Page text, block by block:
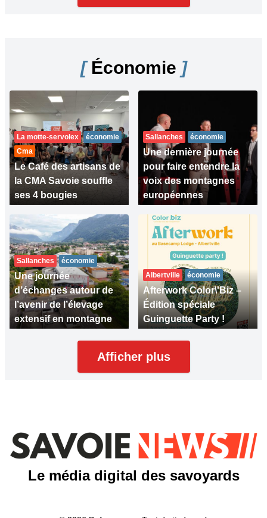
[Économie ]
La motte-servolex
économie
Cma
Le Café des artisans de
la CMA Savoie souffle
ses 4 bougies
Sallanches économie
Une dernière journée
pour faire entendre la
voix des montagnes
européennes
Sallanches économie
Une journée
d’échanges autour de
l’avenir de l’élevage
extensif en montagne
Albertville économie
Afterwork Color\'Biz –
Édition spéciale
Guinguette Party !
Afficher plus
Le média digital des savoyards